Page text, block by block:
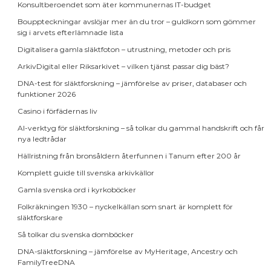
Konsultberoendet som äter kommunernas IT-budget
Bouppteckningar avslöjar mer än du tror – guldkorn som gömmer
sig i arvets efterlämnade lista
Digitalisera gamla släktfoton – utrustning, metoder och pris
ArkivDigital eller Riksarkivet – vilken tjänst passar dig bäst?
DNA-test för släktforskning – jämförelse av priser, databaser och
funktioner 2026
Casino i förfädernas liv
AI-verktyg för släktforskning – så tolkar du gammal handskrift och får
nya ledtrådar
Hällristning från bronsåldern återfunnen i Tanum efter 200 år
Komplett guide till svenska arkivkällor
Gamla svenska ord i kyrkoböcker
Folkräkningen 1930 – nyckelkällan som snart är komplett för
släktforskare
Så tolkar du svenska domböcker
DNA-släktforskning – jämförelse av MyHeritage, Ancestry och
FamilyTreeDNA